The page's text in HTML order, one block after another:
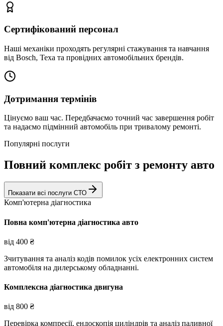
Сертифікований персонал
Наші механіки проходять регулярні стажування та навчання
від Bosch, Texa та провідних автомобільних брендів.
Дотримання термінів
Цінуємо ваш час. Передбачаємо точний час завершення робіт
та надаємо підмінний автомобіль при тривалому ремонті.
Популярні послуги
Повний комплекс робіт з ремонту авто
Показати всі послуги СТО
Комп'ютерна діагностика
Повна комп'ютерна діагностика авто
від 400 ₴
Зчитування та аналіз кодів помилок усіх електронних систем
автомобіля на дилерському обладнанні.
Комплексна діагностика двигуна
від 800 ₴
Перевірка компресії, ендоскопія циліндрів та аналіз паливної